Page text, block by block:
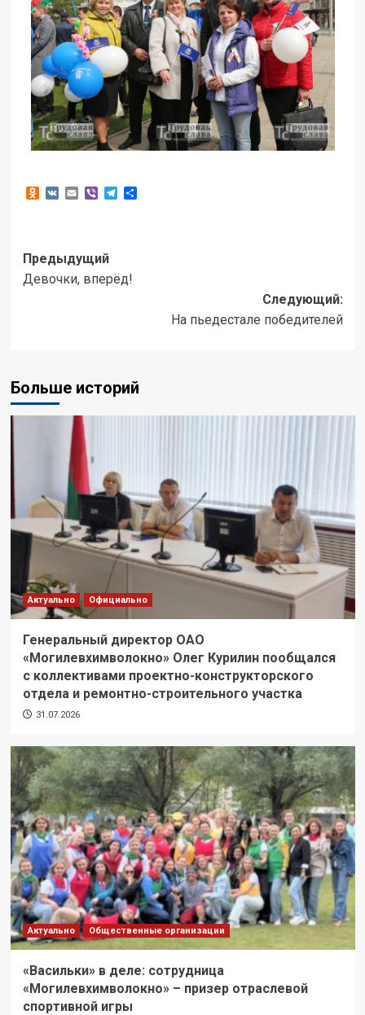
Odnoklassniki
VKEmailViberTelegram
Отправить
Предыдущий
Девочки, вперёд!
Следующий:
На пьедестале победителей
Больше историй
Актуально Официально
Генеральный директор ОАО
«Могилевхимволокно» Олег Курилин пообщался
с коллективами проектно-конструкторского
отдела и ремонтно-строительного участка
31.07.2026
Актуально Общественные организации
«Васильки» в деле: сотрудница
«Могилевхимволокно» – призер отраслевой
спортивной игры